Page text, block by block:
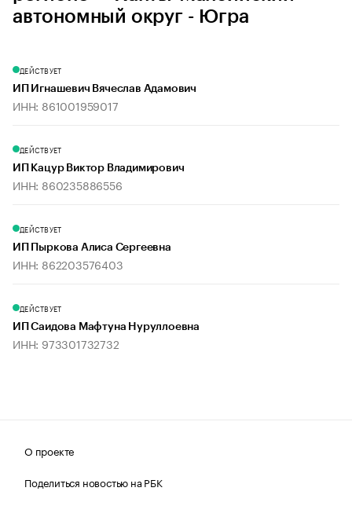
автономный округ - Югра
ДЕЙСТВУЕТ
ИП Игнашевич Вячеслав Адамович
ИНН: 861001959017
ДЕЙСТВУЕТ
ИП Кацур Виктор Владимирович
ИНН: 860235886556
ДЕЙСТВУЕТ
ИП Пыркова Алиса Сергеевна
ИНН: 862203576403
ДЕЙСТВУЕТ
ИП Саидова Мафтуна Нуруллоевна
ИНН: 973301732732
О проекте
Поделиться новостью на РБК